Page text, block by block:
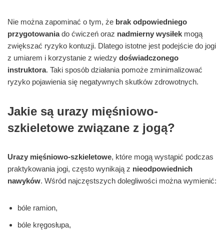
Nie można zapominać o tym, że brak odpowiedniego
przygotowaniado ćwiczeń oraz nadmierny wysiłek mogą
zwiększać ryzyko kontuzji. Dlatego istotne jest podejście do jogi
z umiarem i korzystanie z wiedzy doświadczonego
instruktora. Taki sposób działania pomoże zminimalizować
ryzyko pojawienia się negatywnych skutków zdrowotnych.
Jakie są urazy mięśniowo-
szkieletowe związane z jogą?
Urazy mięśniowo-szkieletowe, które mogą wystąpić podczas
praktykowania jogi, często wynikają z nieodpowiednich
nawyków. Wśród najczęstszych dolegliwości można wymienić:
bóle ramion,
bóle kręgosłupa,